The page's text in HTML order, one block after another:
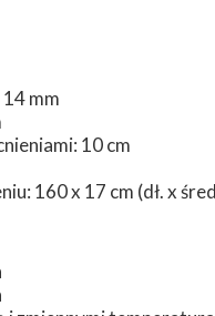
mm
10 cm
160 x 17 cm (dł. x